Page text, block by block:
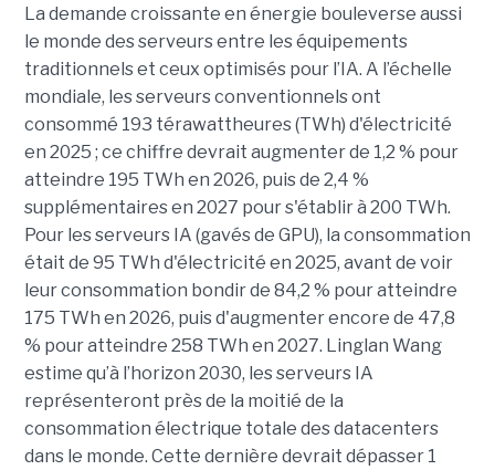
La demande croissante en énergie bouleverse aussi
le monde des serveurs entre les équipements
traditionnels et ceux optimisés pour l’IA. A l’échelle
mondiale, les serveurs conventionnels ont
consommé 193 térawattheures (TWh) d'électricité
en 2025 ; ce chiffre devrait augmenter de 1,2 % pour
atteindre 195 TWh en 2026, puis de 2,4 %
supplémentaires en 2027 pour s'établir à 200 TWh.
Pour les serveurs IA (gavés de GPU), la consommation
était de 95 TWh d'électricité en 2025, avant de voir
leur consommation bondir de 84,2 % pour atteindre
175 TWh en 2026, puis d'augmenter encore de 47,8
% pour atteindre 258 TWh en 2027. Linglan Wang
estime qu’à l’horizon 2030, les serveurs IA
représenteront près de la moitié de la
consommation électrique totale des datacenters
dans le monde. Cette dernière devrait dépasser 1